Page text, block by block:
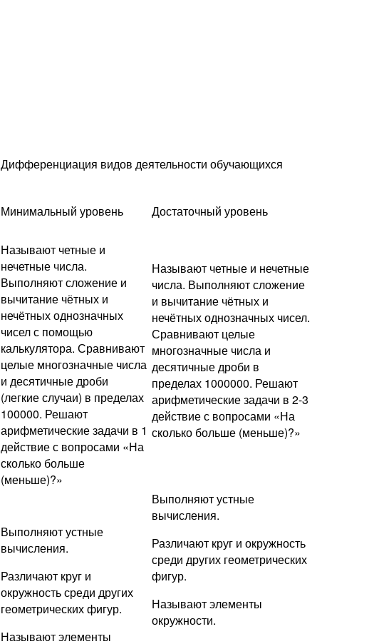
Дифференциация видов деятельности обучающихся
Минимальный уровень
Достаточный уровень
Называют четные и
нечетные числа.
Выполняют сложение и
вычитание чётных и
нечётных однозначных
чисел с помощью
калькулятора. Сравнивают
целые многозначные числа
и десятичные дроби
(легкие случаи) в пределах
100000. Решают
арифметические задачи в 1
действие с вопросами «На
сколько больше
(меньше)?»
Называют четные и нечетные
числа. Выполняют сложение
и вычитание чётных и
нечётных однозначных чисел.
Сравнивают целые
многозначные числа и
десятичные дроби в
пределах 1000000. Решают
арифметические задачи в 2-3
действие с вопросами «На
сколько больше (меньше)?»
Выполняют устные
вычисления.
Различают круг и
окружность среди других
геометрических фигур.
Называют элементы
Выполняют устные
вычисления.
Различают круг и окружность
среди других геометрических
фигур.
Называют элементы
окружности.